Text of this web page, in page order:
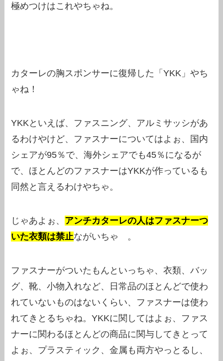
極めつけはこれやちゃね。
カターレの胸スポンサーに復帰した「YKK」やち
ゃね！
YKKといえば、ファスニング、アルミサッシがあ
るわけやけど、ファスナーについてはよぉ、国内
シェアが95％で、海外シェアでも45％になるが
で、ほとんどのファスナーはYKKが作っているも
同然と言えるわけやちゃ。
じゃあよぉ、 アンチカターレの人はファスナーつ
いた衣類は禁止ながいちゃ 。
ファスナーがついたもんといっちゃ、衣類、バッ
グ、靴、小物入れなど、日常品のほとんどで使わ
れていないものはないくらい、ファスナーは使わ
れてきとるちゃね。YKKに関してはよぉ、ファス
ナーに関わるほとんどの商品に関与してきとって
よぉ、プラスティック、金属も両方やっとるし、